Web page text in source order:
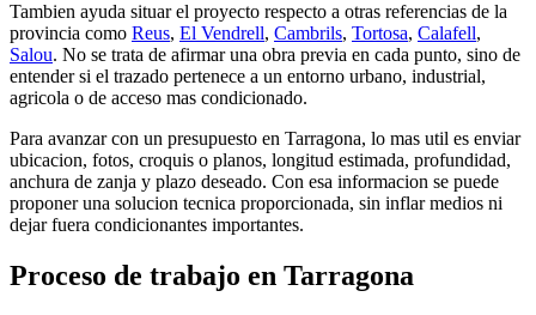
Tambien ayuda situar el proyecto respecto a otras referencias de la
provincia como Reus, El Vendrell, Cambrils, Tortosa, Calafell,
Salou. No se trata de afirmar una obra previa en cada punto, sino de
entender si el trazado pertenece a un entorno urbano, industrial,
agricola o de acceso mas condicionado.
Para avanzar con un presupuesto en Tarragona, lo mas util es enviar
ubicacion, fotos, croquis o planos, longitud estimada, profundidad,
anchura de zanja y plazo deseado. Con esa informacion se puede
proponer una solucion tecnica proporcionada, sin inflar medios ni
dejar fuera condicionantes importantes.
Proceso de trabajo en Tarragona